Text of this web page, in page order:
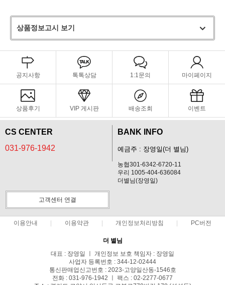
상품정보고시 보기
공지사항 톡톡상담 1:1문의 마이페이지
상품후기 VIP 게시판 배송조회 이벤트
CS CENTER
031-976-1942
BANK INFO
예금주 : 장영일(더 별님)
농협301-6342-6720-11
우리 1005-404-636084
더별님(장영일)
고객센터 연결
이용안내 이용약관 개인정보처리방침 PC버전
더 별님
대표 : 장영일 ㅣ 개인정보 보호 책임자 : 장영일
사업자 등록번호 : 344-12-02444
통신판매업신고번호 : 2023-고양일산동-1546호
전화 : 031-976-1942 ㅣ 팩스 : 02-2277-0677